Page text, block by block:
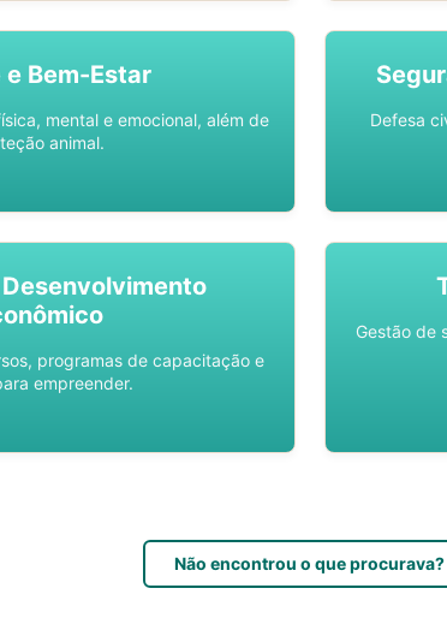
e Bem-Estar
mental e emocional, além de
animal.
Defesa
programas de capacitação e
empreender.
Gestão de
Não encontrou o que procurava?